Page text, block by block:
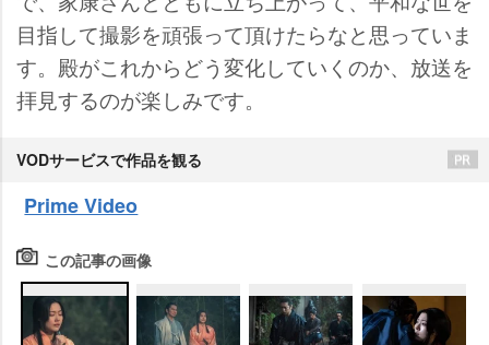
目指して撮影を頑張って頂けたらなと思っていま
す。殿がこれからどう変化していくのか、放送を
拝見するのが楽しみです。
VODサービスで作品を観る
Prime Video
この記事の画像